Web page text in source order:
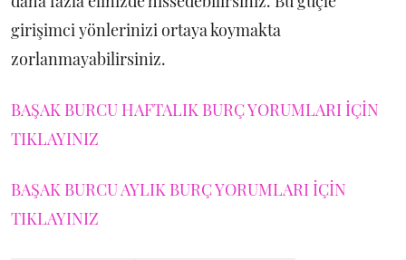
girişimci yönlerinizi ortaya koymakta
zorlanmayabilirsiniz.
BAŞAK BURCU HAFTALIK BURÇ YORUMLARI İÇİN
TIKLAYINIZ
BAŞAK BURCU AYLIK BURÇ YORUMLARI İÇİN
TIKLAYINIZ